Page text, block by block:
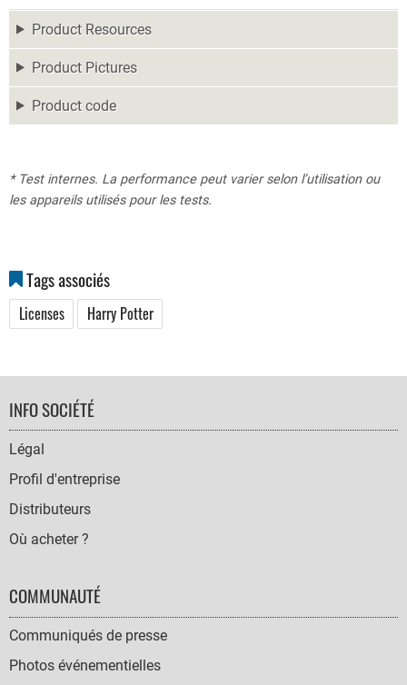
Product Resources
Product Pictures
Product code
* Test internes. La performance peut varier selon l’utilisation ou
les appareils utilisés pour les tests.
Tags associés
Licenses Harry Potter
FOOTER
NAVIGATION
INFO SOCIÉTÉ
Légal
Profil d'entreprise
Distributeurs
Où acheter ?
COMMUNAUTÉ
Communiqués de presse
Photos événementielles